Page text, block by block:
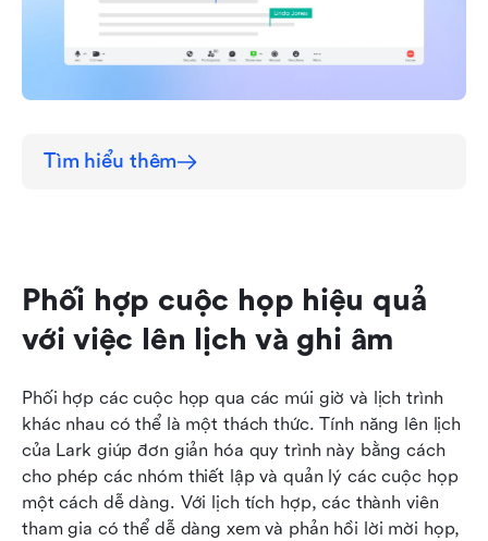
Tìm hiểu thêm
Phối hợp cuộc họp hiệu quả
với việc lên lịch và ghi âm
Phối hợp các cuộc họp qua các múi giờ và lịch trình
khác nhau có thể là một thách thức. Tính năng lên lịch
của Lark giúp đơn giản hóa quy trình này bằng cách
cho phép các nhóm thiết lập và quản lý các cuộc họp
một cách dễ dàng. Với lịch tích hợp, các thành viên
tham gia có thể dễ dàng xem và phản hồi lời mời họp,